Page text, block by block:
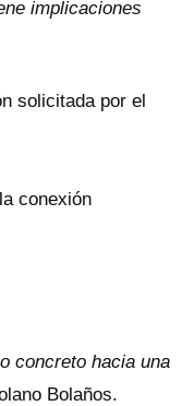
implicaciones
solicitada por el
conexión
concreto hacia una
Bolaños.